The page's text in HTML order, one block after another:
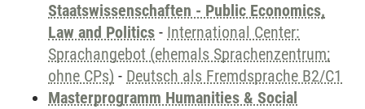
Staatswissenschaften - Public Economics,
Law and Politics - International Center:
Sprachangebot (ehemals Sprachenzentrum;
ohne CPs) - Deutsch als Fremdsprache B2/C1
Masterprogramm Humanities & Social